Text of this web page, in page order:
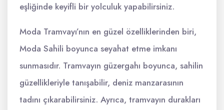
eşliğinde keyifli bir yolculuk yapabilirsiniz.
Moda Tramvayı’nın en güzel özelliklerinden biri,
Moda Sahili boyunca seyahat etme imkanı
sunmasıdır. Tramvayın güzergahı boyunca, sahilin
güzellikleriyle tanışabilir, deniz manzarasının
tadını çıkarabilirsiniz. Ayrıca, tramvayın durakları